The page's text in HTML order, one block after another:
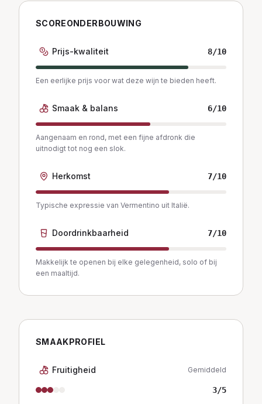
SCOREONDERBOUWING
Prijs-kwaliteit 8/10
Een eerlijke prijs voor wat deze wijn te bieden heeft.
Smaak & balans 6/10
Aangenaam en rond, met een fijne afdronk die
uitnodigt tot nog een slok.
Herkomst 7/10
Typische expressie van Vermentino uit Italië.
Doordrinkbaarheid 7/10
Makkelijk te openen bij elke gelegenheid, solo of bij
een maaltijd.
SMAAKPROFIEL
Fruitigheid Gemiddeld
3/5